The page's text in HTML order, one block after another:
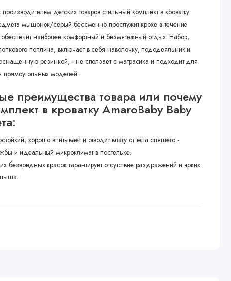
детских товаров стильный комплект в кроватку
мышонок/серый бессменно прослужит крохе в течение
обеспечит наиболее комфортный и безмятежный отдых. Набор,
поплина, включает в себя наволочку, пододеяльник и
резинкой, - не сползает с матрасика и подходит для
прямоугольных моделей.
преимущества товара или почему
в кроватку AmaroBaby Baby
хорошо впитывает и отводит влагу от тела спящего -
и идеальный микроклимат в постельке.
безвредных красок гарантирует отсутствие раздражений и ярких